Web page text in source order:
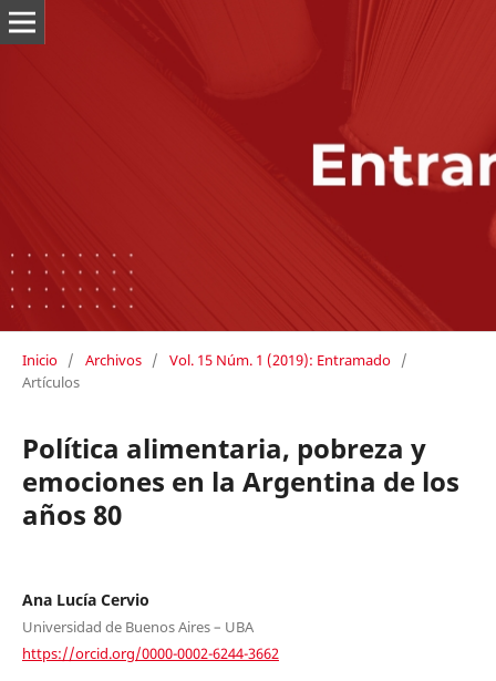
Inicio / Archivos / Vol. 15 Núm. 1 (2019): Entramado /
Artículos
Política alimentaria, pobreza y
emociones en la Argentina de los
años 80
Ana Lucía Cervio
Universidad de Buenos Aires – UBA
https://orcid.org/0000-0002-6244-3662